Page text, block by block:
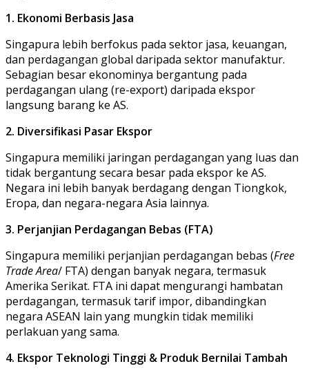
1. Ekonomi Berbasis Jasa
Singapura lebih berfokus pada sektor jasa, keuangan,
dan perdagangan global daripada sektor manufaktur.
Sebagian besar ekonominya bergantung pada
perdagangan ulang (re-export) daripada ekspor
langsung barang ke AS.
2. Diversifikasi Pasar Ekspor
Singapura memiliki jaringan perdagangan yang luas dan
tidak bergantung secara besar pada ekspor ke AS.
Negara ini lebih banyak berdagang dengan Tiongkok,
Eropa, dan negara-negara Asia lainnya.
3. Perjanjian Perdagangan Bebas (FTA)
Singapura memiliki perjanjian perdagangan bebas (Free
Trade Area/ FTA) dengan banyak negara, termasuk
Amerika Serikat. FTA ini dapat mengurangi hambatan
perdagangan, termasuk tarif impor, dibandingkan
negara ASEAN lain yang mungkin tidak memiliki
perlakuan yang sama.
4. Ekspor Teknologi Tinggi & Produk Bernilai Tambah